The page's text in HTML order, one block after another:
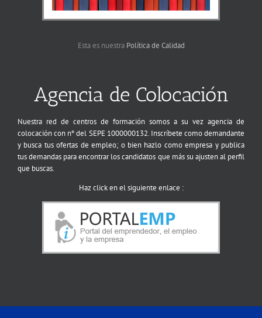
Esta es nuestra Política de Calidad
Agencia de Colocación
Nuestra red de centros de formación somos a su vez agencia de
colocación con nº del SEPE 1000000132. Inscríbete como demandante
y busca tus ofertas de empleo; o bien hazlo como empresa y publica
tus demandas para encontrar los candidatos que más su ajusten al perfil
que buscas.
Haz click en el siguiente enlace :